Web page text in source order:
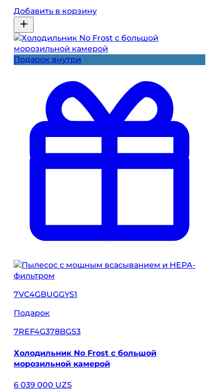
Добавить в корзину
Подарок внутри
7VC4GBUGGYS1
Подарок
7REF4G378BGS3
Холодильник No Frost с большой
морозильной камерой
6 039 000 UZS